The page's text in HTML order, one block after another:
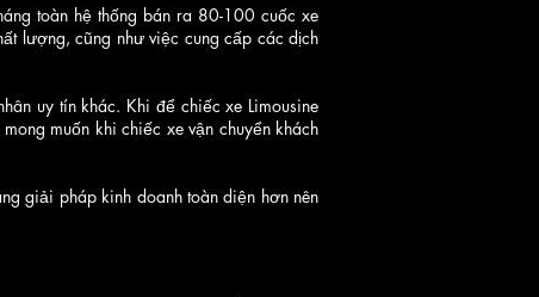
toàn hệ thống bán ra 80-100 cuốc xe
lượng, cũng như việc cung cấp các dịch
uy tín khác. Khi để chiếc xe Limousine
muốn khi chiếc xe vận chuyển khách
giải pháp kinh doanh toàn diện hơn nên